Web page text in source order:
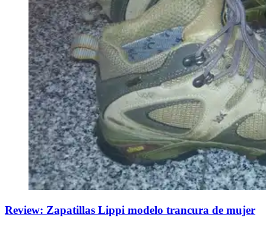
Review: Zapatillas Lippi modelo trancura de mujer